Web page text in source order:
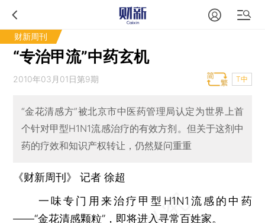
财新周刊
“专治甲流”中药玄机
2010年03月01日第9期 T中
“金花清感方”被北京市中医药管理局认定为世界上首
个针对甲型H1N1流感治疗的有效方剂。但关于这剂中
药的疗效和知识产权转让，仍然疑问重重
《财新周刊》 记者 徐超
一味专门用来治疗甲型H1N1流感的中药
——“金花清感颗粒”，即将进入寻常百姓家。